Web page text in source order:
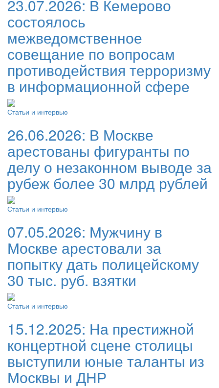
23.07.2026: В Кемерово
состоялось
межведомственное
совещание по вопросам
противодействия терроризму
в информационной сфере
Статьи и интервью
26.06.2026: В Москве
арестованы фигуранты по
делу о незаконном выводе за
рубеж более 30 млрд рублей
Статьи и интервью
07.05.2026: Мужчину в
Москве арестовали за
попытку дать полицейскому
30 тыс. руб. взятки
Статьи и интервью
15.12.2025: На престижной
концертной сцене столицы
выступили юные таланты из
Москвы и ДНР